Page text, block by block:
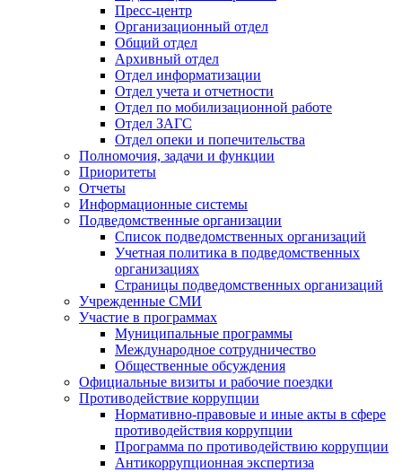
Пресс-центр
Организационный отдел
Общий отдел
Архивный отдел
Отдел информатизации
Отдел учета и отчетности
Отдел по мобилизационной работе
Отдел ЗАГС
Отдел опеки и попечительства
Полномочия, задачи и функции
Приоритеты
Отчеты
Информационные системы
Подведомственные организации
Список подведомственных организаций
Учетная политика в подведомственных
организациях
Страницы подведомственных организаций
Учрежденные СМИ
Участие в программах
Муниципальные программы
Международное сотрудничество
Общественные обсуждения
Официальные визиты и рабочие поездки
Противодействие коррупции
Нормативно-правовые и иные акты в сфере
противодействия коррупции
Программа по противодействию коррупции
Антикоррупционная экспертиза